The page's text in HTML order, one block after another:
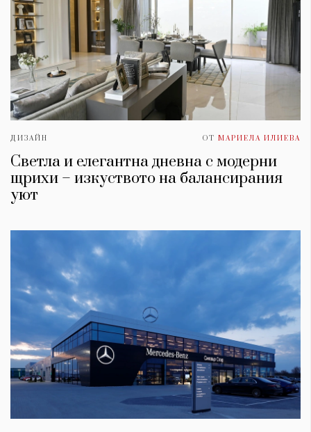
ДИЗАЙН ОТ МАРИЕЛА ИЛИЕВА
Светла и елегантна дневна с модерни
щрихи – изкуството на балансирания
уют